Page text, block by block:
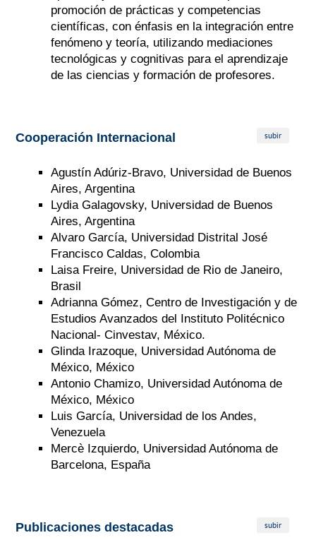
promoción de prácticas y competencias
científicas, con énfasis en la integración entre
fenómeno y teoría, utilizando mediaciones
tecnológicas y cognitivas para el aprendizaje
de las ciencias y formación de profesores.
Cooperación Internacional subir
Agustín Adúriz-Bravo, Universidad de Buenos
Aires, Argentina
Lydia Galagovsky, Universidad de Buenos
Aires, Argentina
Alvaro García, Universidad Distrital José
Francisco Caldas, Colombia
Laisa Freire, Universidad de Rio de Janeiro,
Brasil
Adrianna Gómez, Centro de Investigación y de
Estudios Avanzados del Instituto Politécnico
Nacional- Cinvestav, México.
Glinda Irazoque, Universidad Autónoma de
México, México
Antonio Chamizo, Universidad Autónoma de
México, México
Luis García, Universidad de los Andes,
Venezuela
Mercè Izquierdo, Universidad Autónoma de
Barcelona, España
Publicaciones destacadas subir